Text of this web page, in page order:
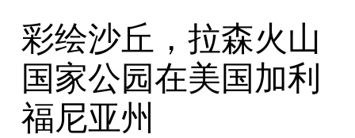
彩绘沙丘，拉森火山
国家公园在美国加利
福尼亚州